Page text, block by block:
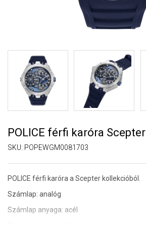
POLICE férfi karóra Scepter
SKU: POPEWGM0081703
POLICE férfi karóra a Scepter kollekcióból.
Számlap: analóg
Számlap anyaga: acél